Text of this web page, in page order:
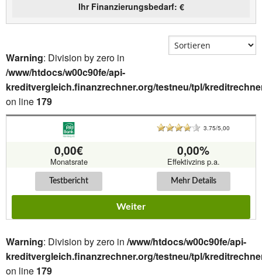
Ihr Finanzierungsbedarf: €
Warning: Division by zero in
/www/htdocs/w00c90fe/api-
kreditvergleich.finanzrechner.org/testneu/tpl/
on line 179
3.75/5,00
0,00€
Monatsrate
0,00%
Effektivzins p.a.
Testbericht Mehr Details
Weiter
Warning: Division by zero in /www/htdocs/w00c90fe/api-
kreditvergleich.finanzrechner.org/testneu/tpl/
on line 179